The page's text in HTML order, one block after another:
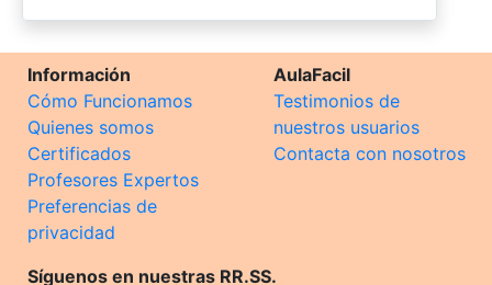
Información
Cómo Funcionamos
Quienes somos
Certificados
Profesores Expertos
Preferencias de
privacidad
AulaFacil
Testimonios de
nuestros usuarios
Contacta con nosotros
Síguenos en nuestras RR.SS.